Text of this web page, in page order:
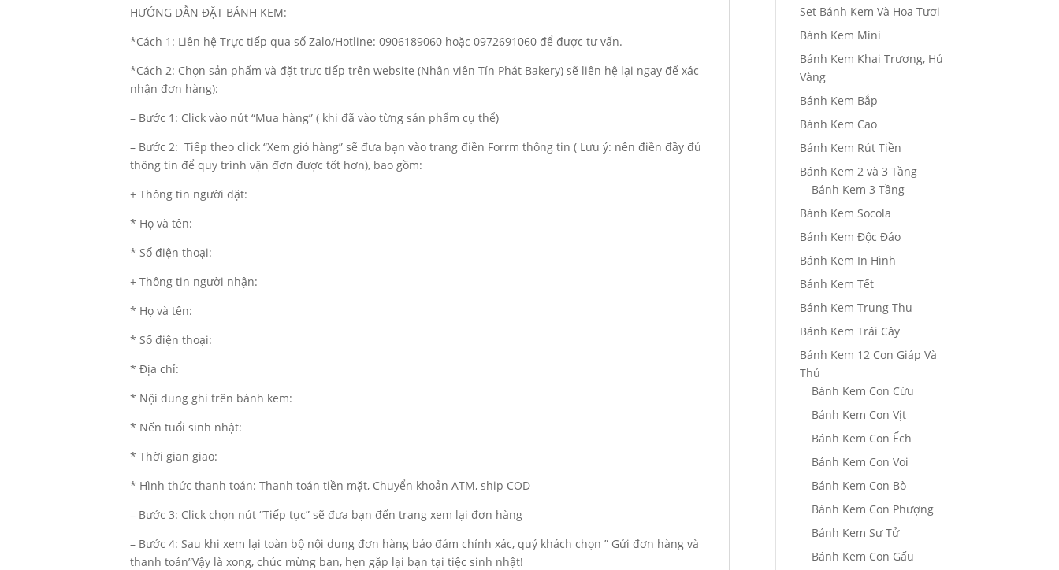
HƯỚNG DẪN ĐẶT BÁNH KEM:
*Cách 1: Liên hệ Trực tiếp qua số Zalo/Hotline: 0906189060 hoặc 0972691060 để được tư vấn.
*Cách 2: Chọn sản phẩm và đặt trưc tiếp trên website (Nhân viên Tín Phát Bakery) sẽ liên hệ lại ngay để xác
nhận đơn hàng):
– Bước 1: Click vào nút “Mua hàng” ( khi đã vào từng sản phẩm cụ thể)
– Bước 2: Tiếp theo click “Xem giỏ hàng” sẽ đưa bạn vào trang điền Forrm thông tin ( Lưu ý: nên điền đầy đủ
thông tin để quy trình vận đơn được tốt hơn), bao gồm:
+ Thông tin người đặt:
* Họ và tên:
* Số điện thoại:
+ Thông tin người nhận:
* Họ và tên:
* Số điện thoại:
* Địa chỉ:
* Nội dung ghi trên bánh kem:
* Nến tuổi sinh nhật:
* Thời gian giao:
* Hình thức thanh toán: Thanh toán tiền mặt, Chuyển khoản ATM, ship COD
– Bước 3: Click chọn nút “Tiếp tục” sẽ đưa bạn đến trang xem lại đơn hàng
– Bước 4: Sau khi xem lại toàn bộ nội dung đơn hàng bảo đảm chính xác, quý khách chọn ” Gửi đơn hàng và
thanh toán”Vậy là xong, chúc mừng bạn, hẹn gặp lại bạn tại tiệc sinh nhật!
Set Bánh Kem Và Hoa Tươi
Bánh Kem Mini
Bánh Kem Khai Trương, Hủ
Vàng
Bánh Kem Bắp
Bánh Kem Cao
Bánh Kem Rút Tiền
Bánh Kem 2 và 3 Tầng
Bánh Kem 3 Tầng
Bánh Kem Socola
Bánh Kem Độc Đáo
Bánh Kem In Hình
Bánh Kem Tết
Bánh Kem Trung Thu
Bánh Kem Trái Cây
Bánh Kem 12 Con Giáp Và
Thú
Bánh Kem Con Cừu
Bánh Kem Con Vịt
Bánh Kem Con Ếch
Bánh Kem Con Voi
Bánh Kem Con Bò
Bánh Kem Con Phượng
Bánh Kem Sư Tử
Bánh Kem Con Gấu